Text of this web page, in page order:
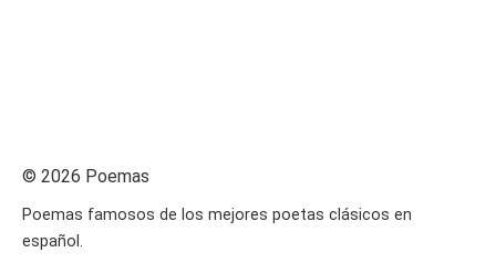
© 2026 Poemas
Poemas famosos de los mejores poetas clásicos en
español.